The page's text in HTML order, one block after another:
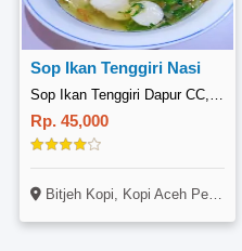
Sop Ikan Tenggiri Nasi
Rp. 45,000
Bitjeh Kopi, Kopi Aceh Pertokoan SP Plaza Blok F1 F2, Jl. Letjend Suprapto, Sagulung, Batam